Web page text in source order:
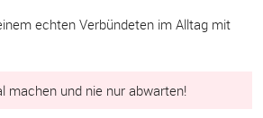
echten Verbündeten im Alltag mit
machen und nie nur abwarten!